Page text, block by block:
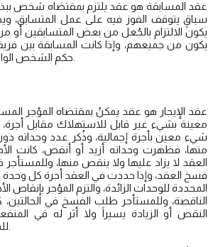
عقد المسابقة هو عقد يلتزم بمقتضاه شخص
سباقٍ يتوقف الفوز فيه على عمل المتسابق،
يكون الالتزام بالجُعل من بعض المتسابقين أو
يكون من جميعهم، وإذا كانت المسابقة بين
حكم الشخص الواحد في الالتزام بالجعل.
عقد الإيجار هو عقد يمكنُ بمقتضاه المؤجر
معينة بشيء غير قابل للاستهلاك مقابل أجرة،
شيء معين بأجرة إجمالية، وذُكر عدد وحداته
منها، فظهرت وحداته أزيد أو أنقص، كانت
العقد لا يزاد عليها ولا ينقص منها،
فسخ العقد، وإذا حددت في العقد أجرة كل وحدة
المحددة للوحدات الزائدة، والتزم المؤجر بإنقاص
الناقصة، وللمستأجر طلب الفسخ في الحالتين،
النقص أو الزيادة يسيراً ولا أثر له في
للمستأجر طلب الفسخ.